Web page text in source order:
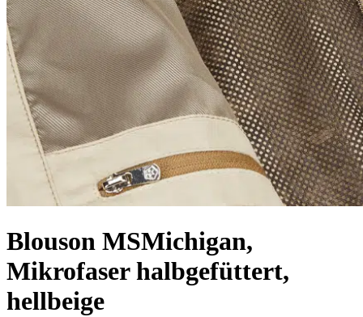
Blouson MSMichigan,
Mikrofaser halbgefüttert,
hellbeige